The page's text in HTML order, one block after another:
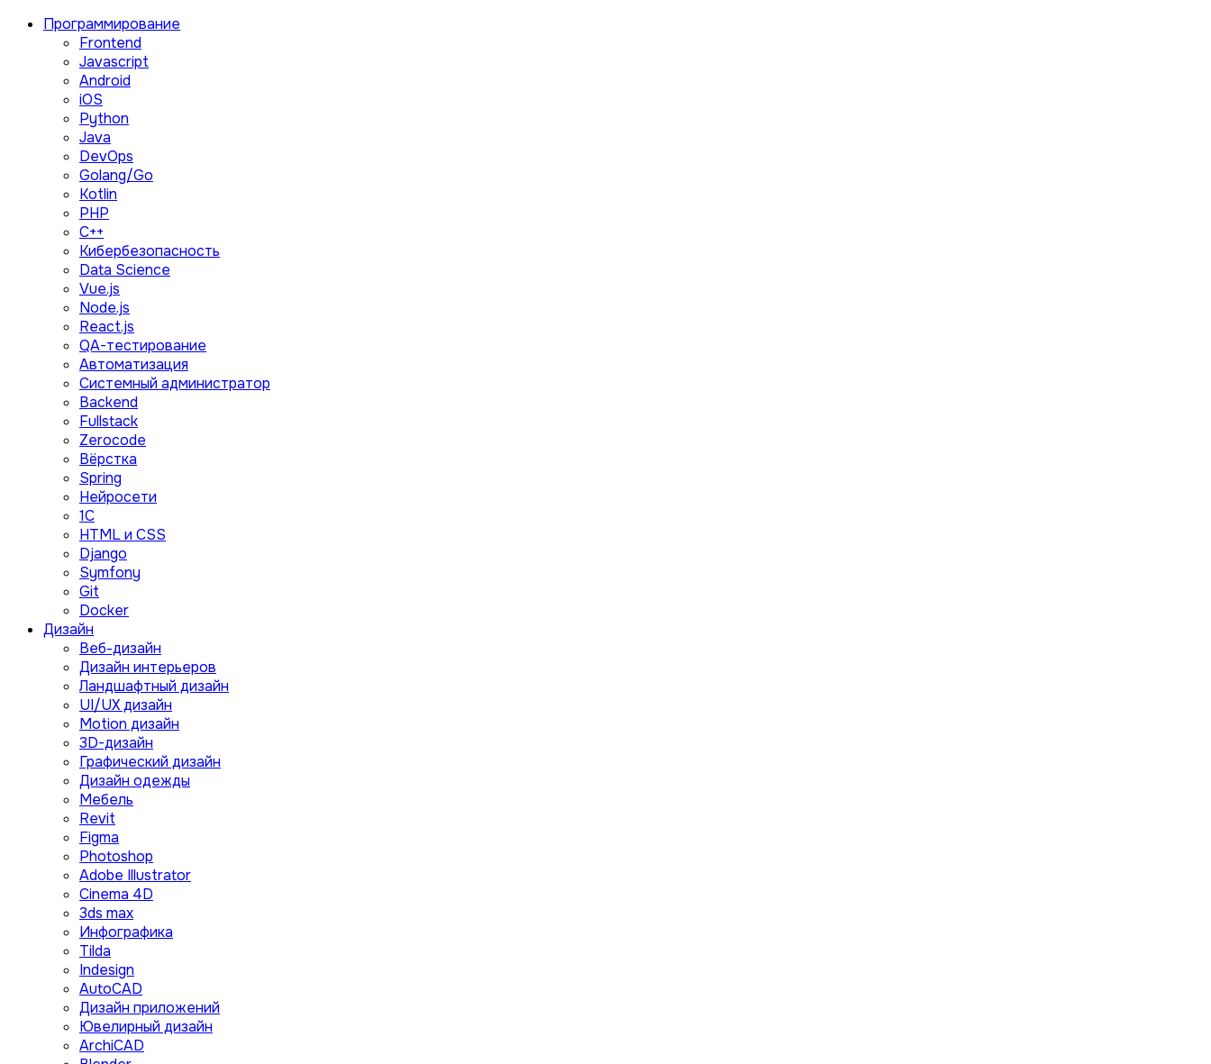
Программирование
Frontend
Javascript
Android
iOS
Python
Java
DevOps
Golang/Go
Kotlin
PHP
C++
Кибербезопасность
Data Science
Vue.js
Node.js
React.js
QA-тестирование
Автоматизация
Системный администратор
Backend
Fullstack
Zerocode
Вёрстка
Spring
Нейросети
1C
HTML и CSS
Django
Symfony
Git
Docker
Дизайн
Веб-дизайн
Дизайн интерьеров
Ландшафтный дизайн
UI/UX дизайн
Motion дизайн
3D-дизайн
Графический дизайн
Дизайн одежды
Мебель
Revit
Figma
Photoshop
Adobe Illustrator
Сinema 4D
3ds max
Инфографика
Tilda
Indesign
AutoCAD
Дизайн приложений
Ювелирный дизайн
ArchiCAD